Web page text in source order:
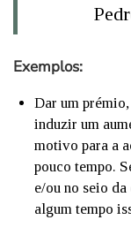
Exemplos:
Dar um
induzir um
motivo para a
pouco tempo.
e/ou no seio
algum tempo